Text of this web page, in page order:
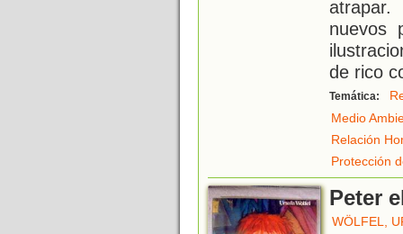
nuevos
de rico
Temática:
Medio
Relación
Protección
Peter
WÖLFEL,